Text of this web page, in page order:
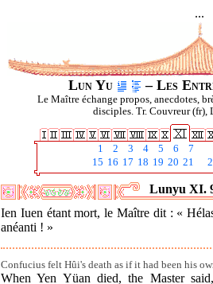
...
Lun Yu – Les
Le Maître échange propos, anecdotes,
disciples. Tr. Couvreur (fr),
1 2 3 4 5 6 7
15 16 17 18 19 20 21
Lunyu XI.
Ien Iuen étant mort, le Maître dit : «
anéanti ! »
Confucius felt Hûi's death as if it had been his
When Yen Yüan died, the Master